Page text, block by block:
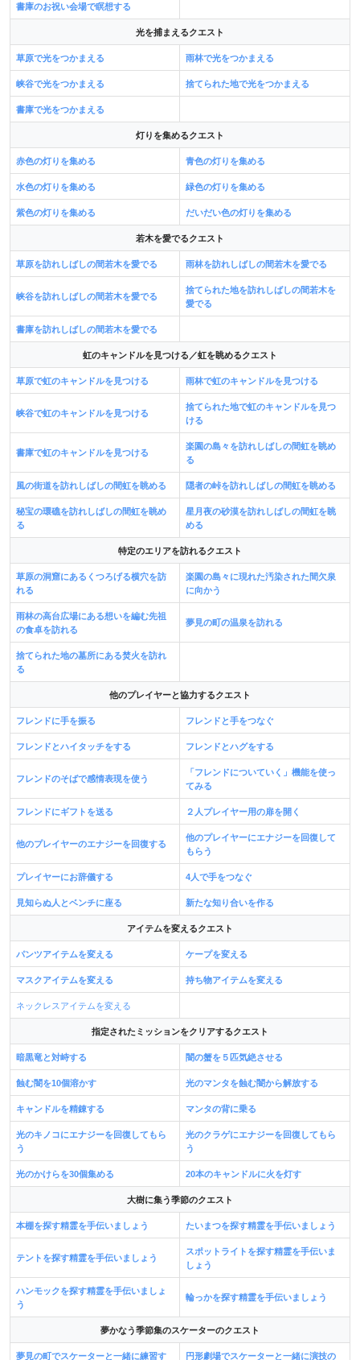
書庫のお祝い会場で瞑想する
光を捕まえるクエスト
草原で光をつかまえる 雨林で光をつかまえる
峡谷で光をつかまえる 捨てられた地で光をつかまえる
書庫で光をつかまえる
灯りを集めるクエスト
赤色の灯りを集める 青色の灯りを集める
水色の灯りを集める 緑色の灯りを集める
紫色の灯りを集める だいだい色の灯りを集める
若木を愛でるクエスト
草原を訪れしばしの間若木を愛でる 雨林を訪れしばしの間若木を愛でる
峡谷を訪れしばしの間若木を愛でる
捨てられた地を訪れしばしの間若木を
愛でる
書庫を訪れしばしの間若木を愛でる
虹のキャンドルを見つける／虹を眺めるクエスト
草原で虹のキャンドルを見つける 雨林で虹のキャンドルを見つける
峡谷で虹のキャンドルを見つける
捨てられた地で虹のキャンドルを見つ
ける
書庫で虹のキャンドルを見つける
楽園の島々を訪れしばしの間虹を眺め
る
風の街道を訪れしばしの間虹を眺める 隠者の峠を訪れしばしの間虹を眺める
秘宝の環礁を訪れしばしの間虹を眺め
る
星月夜の砂漠を訪れしばしの間虹を眺
める
特定のエリアを訪れるクエスト
草原の洞窟にあるくつろげる横穴を訪
れる
楽園の島々に現れた汚染された間欠泉
に向かう
雨林の高台広場にある想いを編む先祖
の食卓を訪れる
夢見の町の温泉を訪れる
捨てられた地の墓所にある焚火を訪れ
る
他のプレイヤーと協力するクエスト
フレンドに手を振る フレンドと手をつなぐ
フレンドとハイタッチをする フレンドとハグをする
フレンドのそばで感情表現を使う
「フレンドについていく」機能を使っ
てみる
フレンドにギフトを送る ２人プレイヤー用の扉を開く
他のプレイヤーのエナジーを回復する
他のプレイヤーにエナジーを回復して
もらう
プレイヤーにお辞儀する 4人で手をつなぐ
見知らぬ人とベンチに座る 新たな知り合いを作る
アイテムを変えるクエスト
パンツアイテムを変える ケープを変える
マスクアイテムを変える 持ち物アイテムを変える
ネックレスアイテムを変える
指定されたミッションをクリアするクエスト
暗黒竜と対峙する 闇の蟹を５匹気絶させる
蝕む闇を10個溶かす 光のマンタを蝕む闇から解放する
キャンドルを精錬する マンタの背に乗る
光のキノコにエナジーを回復してもら
う
光のクラゲにエナジーを回復してもら
う
光のかけらを30個集める 20本のキャンドルに火を灯す
大樹に集う季節のクエスト
本棚を探す精霊を手伝いましょう たいまつを探す精霊を手伝いましょう
テントを探す精霊を手伝いましょう
スポットライトを探す精霊を手伝いま
しょう
ハンモックを探す精霊を手伝いましょ
う
輪っかを探す精霊を手伝いましょう
夢かなう季節集のスケーターのクエスト
夢見の町でスケーターと一緒に練習す 円形劇場でスケーターと一緒に演技の